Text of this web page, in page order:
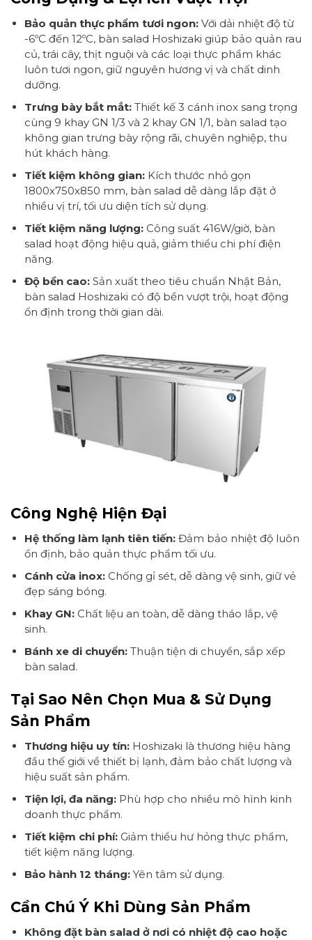
Bảo quản thực phẩm tươi ngon:Với dải nhiệt độ từ
-6ºC đến 12ºC, bàn salad Hoshizaki giúp bảo quản rau
củ, trái cây, thịt nguội và các loại thực phẩm khác
luôn tươi ngon, giữ nguyên hương vị và chất dinh
dưỡng.
Trưng bày bắt mắt:Thiết kế 3 cánh inox sang trọng
cùng 9 khay GN 1/3 và 2 khay GN 1/1, bàn salad tạo
không gian trưng bày rộng rãi, chuyên nghiệp, thu
hút khách hàng.
Tiết kiệm không gian:Kích thước nhỏ gọn
1800x750x850 mm, bàn salad dễ dàng lắp đặt ở
nhiều vị trí, tối ưu diện tích sử dụng.
Tiết kiệm năng lượng:Công suất 416W/giờ, bàn
salad hoạt động hiệu quả, giảm thiểu chi phí điện
năng.
Độ bền cao:Sản xuất theo tiêu chuẩn Nhật Bản,
bàn salad Hoshizaki có độ bền vượt trội, hoạt động
ổn định trong thời gian dài.
Công Nghệ Hiện Đại
Hệ thống làm lạnh tiên tiến:Đảm bảo nhiệt độ luôn
ổn định, bảo quản thực phẩm tối ưu.
Cánh cửa inox:Chống gỉ sét, dễ dàng vệ sinh, giữ vẻ
đẹp sáng bóng.
Khay GN:Chất liệu an toàn, dễ dàng tháo lắp, vệ
sinh.
Bánh xe di chuyển:Thuận tiện di chuyển, sắp xếp
bàn salad.
Tại Sao Nên Chọn Mua & Sử Dụng
Sản Phẩm
Thương hiệu uy tín:Hoshizaki là thương hiệu hàng
đầu thế giới về thiết bị lạnh, đảm bảo chất lượng và
hiệu suất sản phẩm.
Tiện lợi, đa năng:Phù hợp cho nhiều mô hình kinh
doanh thực phẩm.
Tiết kiệm chi phí:Giảm thiểu hư hỏng thực phẩm,
tiết kiệm năng lượng.
Bảo hành 12 tháng:Yên tâm sử dụng.
Cần Chú Ý Khi Dùng Sản Phẩm
Không đặt bàn salad ở nơi có nhiệt độ cao hoặc